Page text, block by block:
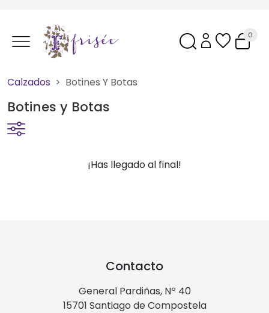
0
Calzados Botines Y Botas
Botines y Botas
¡Has llegado al final!
Contacto
General Pardiñas, Nº 40
15701 Santiago de Compostela